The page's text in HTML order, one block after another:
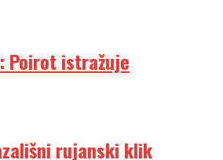
Poirot istražuje
rujanski klik